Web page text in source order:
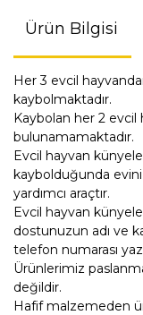
Ürün Bilgisi
Her 3 evcil
kaybolmaktadır.
Kaybolan her 2 evcil
bulunamamaktadır.
Evcil hayvan
kaybolduğunda
yardımcı araçtır.
Evcil hayvan
dostunuzun adı ve
telefon numarası
Ürünlerimiz
değildir.
Hafif malzemeden